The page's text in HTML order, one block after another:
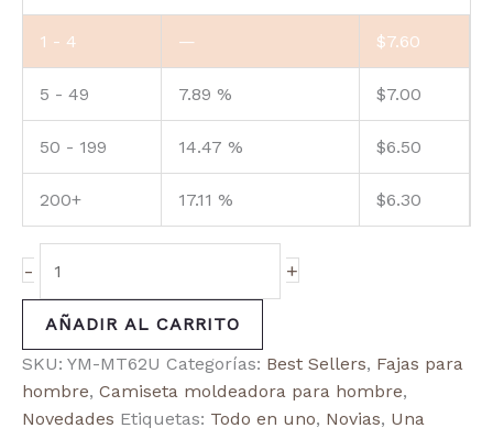
1 - 4 — $7.60
5 - 49 7.89 % $7.00
50 - 199 14.47 % $6.50
200+ 17.11 % $6.30
- +
AÑADIR AL CARRITO
SKU: YM-MT62U Categorías: Best Sellers, Fajas para
hombre, Camiseta moldeadora para hombre,
Novedades Etiquetas: Todo en uno, Novias, Una